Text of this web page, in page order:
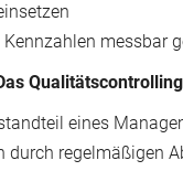
messbar
Qualitätscontrolling
eines
durch regelmäßigen